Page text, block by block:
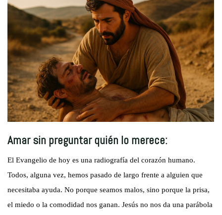
Amar sin preguntar quién lo merece:
El Evangelio de hoy es una radiografía del corazón humano.
Todos, alguna vez, hemos pasado de largo frente a alguien que
necesitaba ayuda. No porque seamos malos, sino porque la prisa,
el miedo o la comodidad nos ganan. Jesús no nos da una parábola